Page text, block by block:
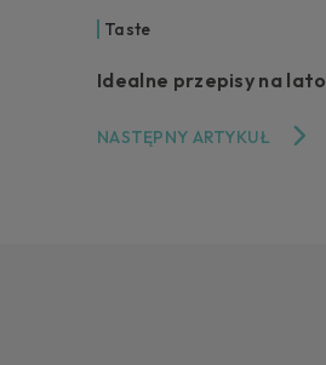
Taste
Idealne przepisy na lato
NASTĘPNY ARTYKUŁ